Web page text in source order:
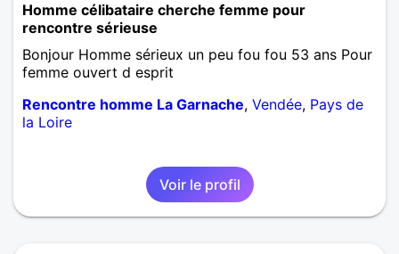
Homme célibataire cherche femme pour
rencontre sérieuse
Bonjour Homme sérieux un peu fou fou 53 ans Pour
femme ouvert d esprit
Rencontre homme La Garnache, Vendée, Pays de
la Loire
Voir le profil